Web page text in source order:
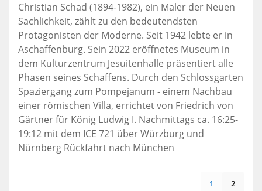
Christian Schad (1894-1982), ein Maler der Neuen
Sachlichkeit, zählt zu den bedeutendsten
Protagonisten der Moderne. Seit 1942 lebte er in
Aschaffenburg. Sein 2022 eröffnetes Museum in
dem Kulturzentrum Jesuitenhalle präsentiert alle
Phasen seines Schaffens. Durch den Schlossgarten
Spaziergang zum Pompejanum - einem Nachbau
einer römischen Villa, errichtet von Friedrich von
Gärtner für König Ludwig I. Nachmittags ca. 16:25-
19:12 mit dem ICE 721 über Würzburg und
Nürnberg Rückfahrt nach München
1 2